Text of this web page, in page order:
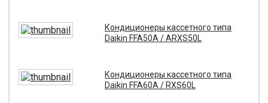
Кондиционеры кассетного типа
Daikin FFA50A / ARXS50L
Кондиционеры кассетного типа
Daikin FFA60A / RXS60L